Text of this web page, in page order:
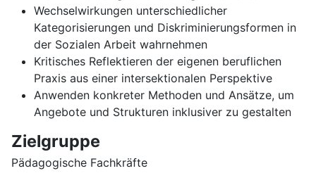
Wechselwirkungen unterschiedlicher
Kategorisierungen und Diskriminierungsformen in
der Sozialen Arbeit wahrnehmen
Kritisches Reflektieren der eigenen beruflichen
Praxis aus einer intersektionalen Perspektive
Anwenden konkreter Methoden und Ansätze, um
Angebote und Strukturen inklusiver zu gestalten
Zielgruppe
Pädagogische Fachkräfte